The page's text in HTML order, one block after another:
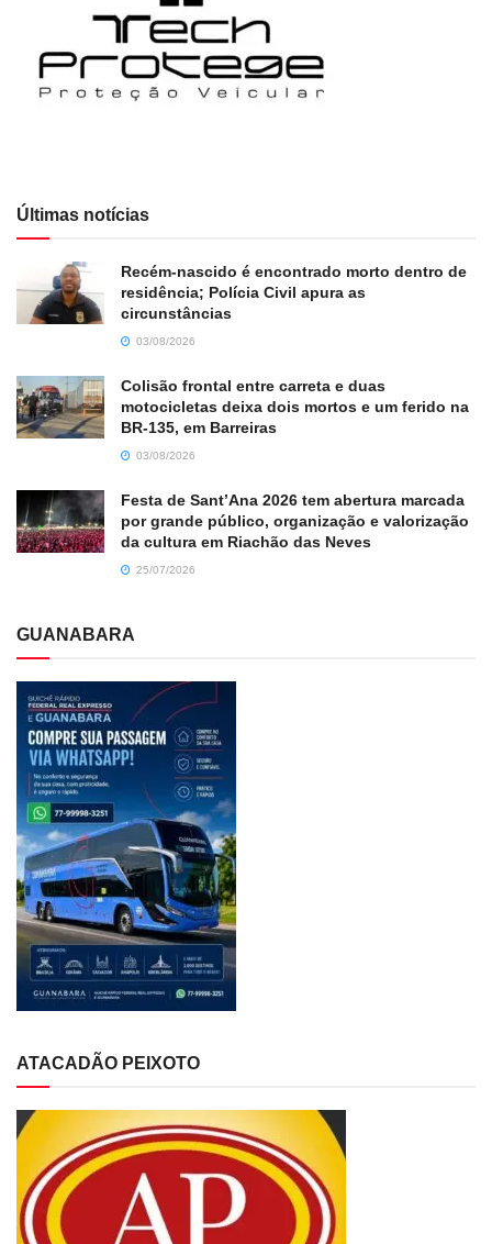
Últimas notícias
Recém-nascido é encontrado morto dentro de
residência; Polícia Civil apura as
circunstâncias
03/08/2026
Colisão frontal entre carreta e duas
motocicletas deixa dois mortos e um ferido na
BR-135, em Barreiras
03/08/2026
Festa de Sant’Ana 2026 tem abertura marcada
por grande público, organização e valorização
da cultura em Riachão das Neves
25/07/2026
GUANABARA
ATACADÃO PEIXOTO